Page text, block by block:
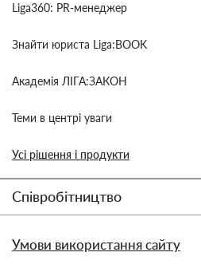
Liga360: PR-менеджер
Знайти юриста Liga:BOOK
Академія ЛІГА:ЗАКОН
Теми в центрі уваги
Усі рішення і продукти
Співробітництво
Умови використання сайту